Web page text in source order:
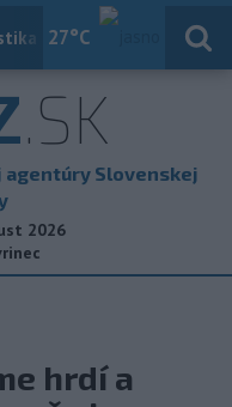
27°C
Slovensko
.SK
Slovenskej
2026
hrdí a